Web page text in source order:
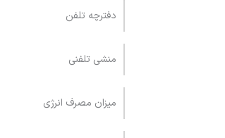
دفترچه تلفن
منشی تلفنی
میزان مصرف انرژی